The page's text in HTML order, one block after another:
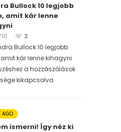
Bullock 10 legjobb
amit kár lenne
2
Bullock 10 legjobb
kár lenne kihagyni
a hozzászólások
kikapcsolva
AGO
ismerni! Így néz ki